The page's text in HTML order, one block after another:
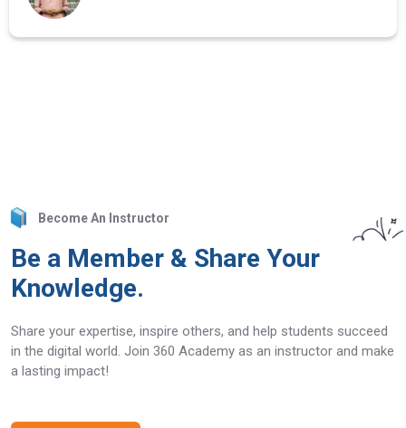
Become An Instructor
Be a Member & Share Your
Knowledge.
Share your expertise, inspire others, and help students succeed
in the digital world. Join 360 Academy as an instructor and make
a lasting impact!